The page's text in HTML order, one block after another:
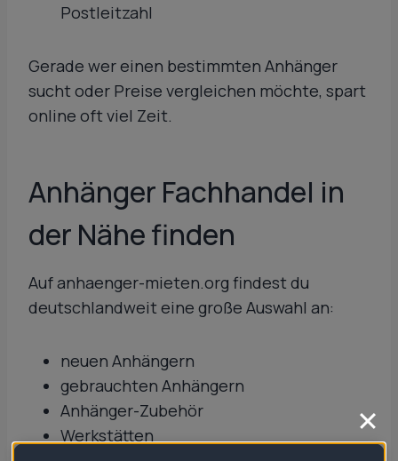
Postleitzahl
Gerade wer einen bestimmten Anhänger
sucht oder Preise vergleichen möchte, spart
online oft viel Zeit.
Anhänger Fachhandel in
der Nähe finden
Auf anhaenger-mieten.org findest du
deutschlandweit eine große Auswahl an:
neuen Anhängern
gebrauchten Anhängern
Anhänger-Zubehör
Werkstätten